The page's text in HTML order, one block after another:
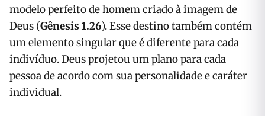
modelo perfeito de homem criado à imagem de
Deus (Gênesis 1.26). Esse destino também contém
um elemento singular que é diferente para cada
indivíduo. Deus projetou um plano para cada
pessoa de acordo com sua personalidade e caráter
individual.